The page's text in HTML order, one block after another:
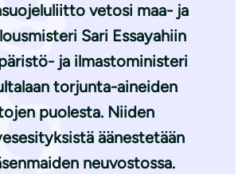
vetosi maa- ja
Sari Essayahiin
ja ilmastoministeri
torjunta-aineiden
puolesta. Niiden
äänestetään
neuvostossa.